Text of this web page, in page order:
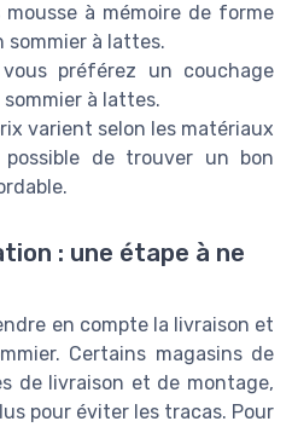
à mémoire de forme
sommier à lattes.
préférez un couchage
à lattes.
varient selon les matériaux
de trouver un bon
: une étape à ne
en compte la livraison et
Certains magasins de
de livraison et de montage,
pour éviter les tracas. Pour